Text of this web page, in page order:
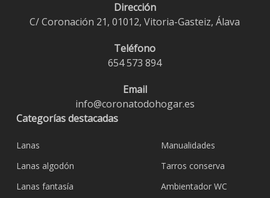
Dirección
C/ Coronación 21, 01012, Vitoria-Gasteiz, Álava
Teléfono
654 573 894
Email
info@coronatodohogar.es
Categorías destacadas
Lanas
Lanas algodón
Lanas fantasía
Manualidades
Tarros conserva
Ambientador WC